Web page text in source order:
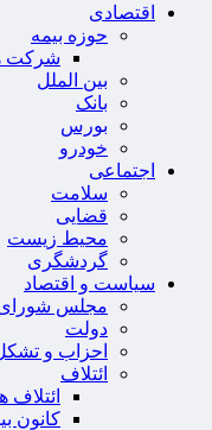
اقتصادی
حوزه بیمه
شرکت
بین الملل
بانک
بورس
خودرو
اجتماعی
سلامت
قضایی
محیط زیست
گردشگری
سیاست و اقتصاد
مجلس شورای
دولت
احزاب و
ائتلاف
کانون